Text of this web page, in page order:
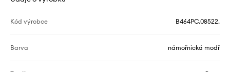
Kód výrobce B464PC.08522.
Barva námořnická modř